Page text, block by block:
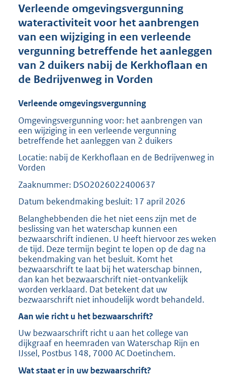
r
o
t
t
:
2
0
b
Verleende omgevingsvergunning
wateractiviteit voor het aanbrengen
van een wijziging in een verleende
vergunning betreffende het aanleggen
van 2 duikers nabij de Kerkhoflaan en
de Bedrijvenweg in Vorden
Verleende omgevingsvergunning
Omgevingsvergunning voor: het aanbrengen van
een wijziging in een verleende vergunning
betreffende het aanleggen van 2 duikers
Locatie: nabij de Kerkhoflaan en de Bedrijvenweg in
Vorden
Zaaknummer: DSO2026022400637
Datum bekendmaking besluit: 17 april 2026
Belanghebbenden die het niet eens zijn met de
beslissing van het waterschap kunnen een
bezwaarschrift indienen. U heeft hiervoor zes weken
de tijd. Deze termijn begint te lopen op de dag na
bekendmaking van het besluit. Komt het
bezwaarschrift te laat bij het waterschap binnen,
dan kan het bezwaarschrift niet-ontvankelijk
worden verklaard. Dat betekent dat uw
bezwaarschrift niet inhoudelijk wordt behandeld.
Aan wie richt u het bezwaarschrift?
Uw bezwaarschrift richt u aan het college van
dijkgraaf en heemraden van Waterschap Rijn en
IJssel, Postbus 148, 7000 AC Doetinchem.
Wat staat er in uw bezwaarschrift?